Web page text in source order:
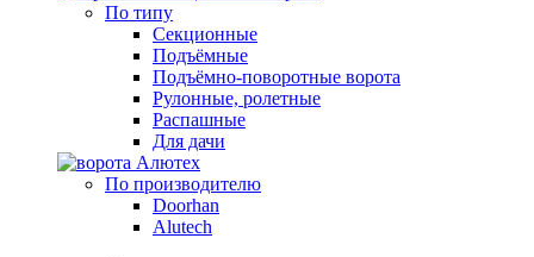
По типу
Секционные
Подъёмные
Подъёмно-поворотные ворота
Рулонные, ролетные
Распашные
Для дачи
По производителю
Doorhan
Alutech